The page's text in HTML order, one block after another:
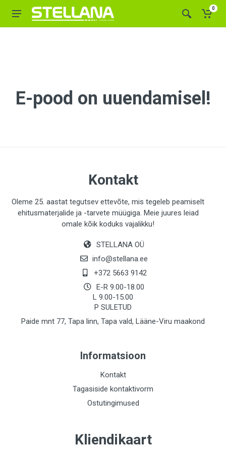
0
E-pood on uuendamisel!
Kontakt
Oleme 25. aastat tegutsev ettevõte, mis tegeleb peamiselt
ehitusmaterjalide ja -tarvete müügiga. Meie juures leiad
omale kõik koduks vajalikku!
STELLANA OÜ
info@stellana.ee
+372 5663 9142
E-R 9.00-18.00
L 9.00-15.00
P SULETUD
Paide mnt 77, Tapa linn, Tapa vald, Lääne-Viru maakond
Informatsioon
Kontakt
Tagasiside kontaktivorm
Ostutingimused
Kliendikaart